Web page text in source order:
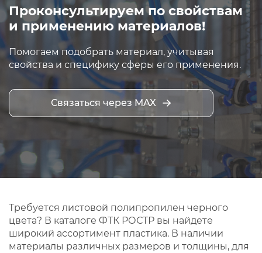
Проконсультируем по свойствам
и применению материалов!
Помогаем подобрать материал, учитывая
свойства и специфику сферы его применения.
Связаться через MAX
Требуется листовой полипропилен черного
цвета? В каталоге ФТК РОСТР вы найдете
широкий ассортимент пластика. В наличии
материалы различных размеров и толщины, для